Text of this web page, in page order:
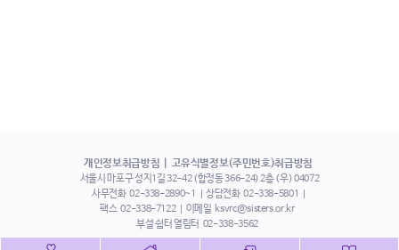
개인정보취급방침 고유식별정보(주민번호)취급방침
서울시 마포구 성지1길 32-42 (합정동 366-24) 2층 (우) 04072
사무전화 02-338-2890~1 상담전화 02-338-5801
팩스 02-338-7122 이메일 ksvrc@sisters.or.kr
부설 쉼터 열림터 02-338-3562